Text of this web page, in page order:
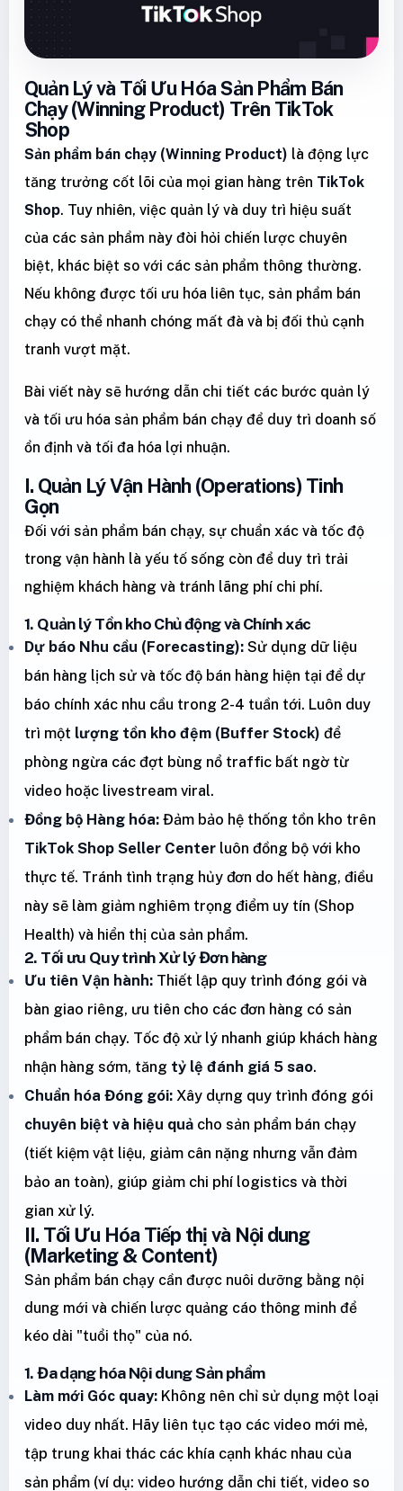
Quản Lý và Tối Ưu Hóa Sản Phẩm Bán
Chạy (Winning Product) Trên TikTok
Shop
Sản phẩm bán chạy (Winning Product) là động lực
tăng trưởng cốt lõi của mọi gian hàng trên TikTok
Shop. Tuy nhiên, việc quản lý và duy trì hiệu suất
của các sản phẩm này đòi hỏi chiến lược chuyên
biệt, khác biệt so với các sản phẩm thông thường.
Nếu không được tối ưu hóa liên tục, sản phẩm bán
chạy có thể nhanh chóng mất đà và bị đối thủ cạnh
tranh vượt mặt.
Bài viết này sẽ hướng dẫn chi tiết các bước quản lý
và tối ưu hóa sản phẩm bán chạy để duy trì doanh số
ổn định và tối đa hóa lợi nhuận.
I. Quản Lý Vận Hành (Operations) Tinh
Gọn
Đối với sản phẩm bán chạy, sự chuẩn xác và tốc độ
trong vận hành là yếu tố sống còn để duy trì trải
nghiệm khách hàng và tránh lãng phí chi phí.
1. Quản lý Tồn kho Chủ động và Chính xác
Dự báo Nhu cầu (Forecasting): Sử dụng dữ liệu
bán hàng lịch sử và tốc độ bán hàng hiện tại để dự
báo chính xác nhu cầu trong 2-4 tuần tới. Luôn duy
trì một lượng tồn kho đệm (Buffer Stock) để
phòng ngừa các đợt bùng nổ traffic bất ngờ từ
video hoặc livestream viral.
Đồng bộ Hàng hóa: Đảm bảo hệ thống tồn kho trên
TikTok Shop Seller Center luôn đồng bộ với kho
thực tế. Tránh tình trạng hủy đơn do hết hàng, điều
này sẽ làm giảm nghiêm trọng điểm uy tín (Shop
Health) và hiển thị của sản phẩm.
2. Tối ưu Quy trình Xử lý Đơn hàng
Ưu tiên Vận hành: Thiết lập quy trình đóng gói và
bàn giao riêng, ưu tiên cho các đơn hàng có sản
phẩm bán chạy. Tốc độ xử lý nhanh giúp khách hàng
nhận hàng sớm, tăng tỷ lệ đánh giá 5 sao.
Chuẩn hóa Đóng gói: Xây dựng quy trình đóng gói
chuyên biệt và hiệu quả cho sản phẩm bán chạy
(tiết kiệm vật liệu, giảm cân nặng nhưng vẫn đảm
bảo an toàn), giúp giảm chi phí logistics và thời
gian xử lý.
II. Tối Ưu Hóa Tiếp thị và Nội dung
(Marketing & Content)
Sản phẩm bán chạy cần được nuôi dưỡng bằng nội
dung mới và chiến lược quảng cáo thông minh để
kéo dài "tuổi thọ" của nó.
1. Đa dạng hóa Nội dung Sản phẩm
Làm mới Góc quay: Không nên chỉ sử dụng một loại
video duy nhất. Hãy liên tục tạo các video mới mẻ,
tập trung khai thác các khía cạnh khác nhau của
sản phẩm (ví dụ: video hướng dẫn chi tiết, video so